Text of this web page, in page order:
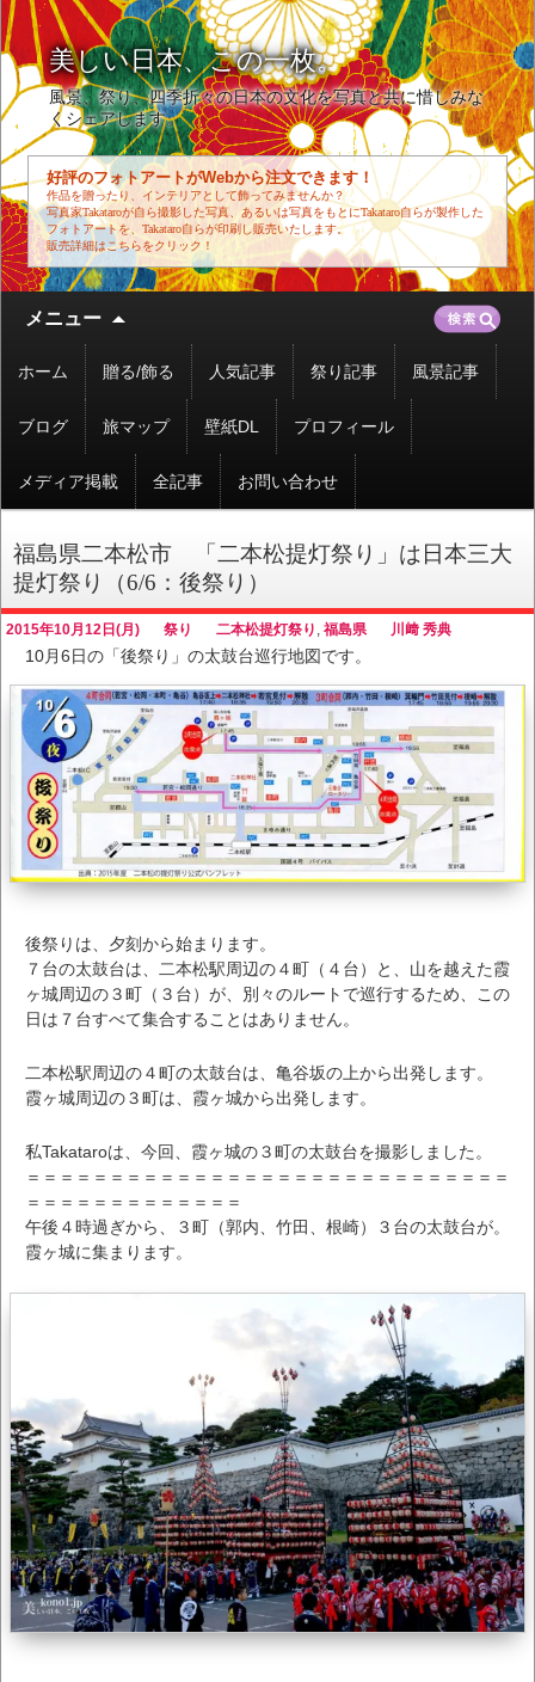
美しい日本、この一枚。
風景、祭り、四季折々の日本の文化を写真と共に惜しみな
くシェアします。
好評のフォトアートがWebから注文できます！
作品を贈ったり、インテリアとして飾ってみませんか？
写真家Takataroが自ら撮影した写真、あるいは写真をもとにTakataro自らが製作した
フォトアートを、Takataro自らが印刷し販売いたします。
販売詳細はこちらをクリック！
メニュー
テ
ツ
移
動
ホーム 贈る/飾る 人気記事 祭り記事 風景記事
ブログ 旅マップ 壁紙DL プロフィール
メディア掲載 全記事 お問い合わせ
検
索:
福島県二本松市 「二本松提灯祭り」は日本三大
提灯祭り（6/6：後祭り）
2015年10月12日(月) 祭り 二本松提灯祭り 福島県 川﨑 秀典
10月6日の「後祭り」の太鼓台巡行地図です。
後祭りは、夕刻から始まります。
７台の太鼓台は、二本松駅周辺の４町（４台）と、山を越えた霞
ヶ城周辺の３町（３台）が、別々のルートで巡行するため、この
日は７台すべて集合することはありません。
二本松駅周辺の４町の太鼓台は、亀谷坂の上から出発します。
霞ヶ城周辺の３町は、霞ヶ城から出発します。
私Takataroは、今回、霞ヶ城の３町の太鼓台を撮影しました。
＝＝＝＝＝＝＝＝＝＝＝＝＝＝＝＝＝＝＝＝＝＝＝＝＝＝＝＝＝
＝＝＝＝＝＝＝＝＝＝＝＝＝
午後４時過ぎから、３町（郭内、竹田、根崎）３台の太鼓台が。
霞ヶ城に集まります。